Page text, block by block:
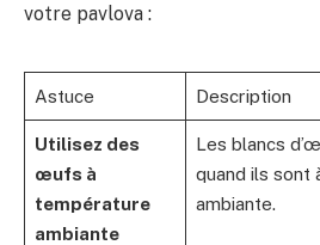
votre pavlova :
Astuce Description
Utilisez des
œufs à
température
ambiante
Les blancs
quand ils sont
ambiante.